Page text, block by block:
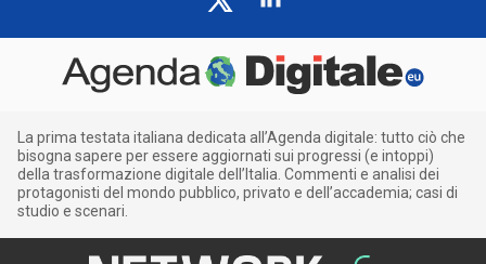
La prima testata italiana dedicata all’Agenda digitale: tutto ciò che
bisogna sapere per essere aggiornati sui progressi (e intoppi)
della trasformazione digitale dell’Italia. Commenti e analisi dei
protagonisti del mondo pubblico, privato e dell’accademia; casi di
studio e scenari.